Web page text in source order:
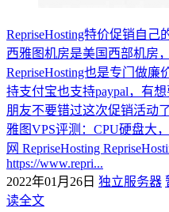
RepriseHosting特价促销自己
西雅图机房是美国西部机房
RepriseHosting也是专门做
持支付宝也支持paypal，有
朋友不要错过这次促销活动
雅图VPS评测：CPU硬盘大
网 RepriseHosting
https://www.repri...
2022年01月26日 独立服务器
读全文